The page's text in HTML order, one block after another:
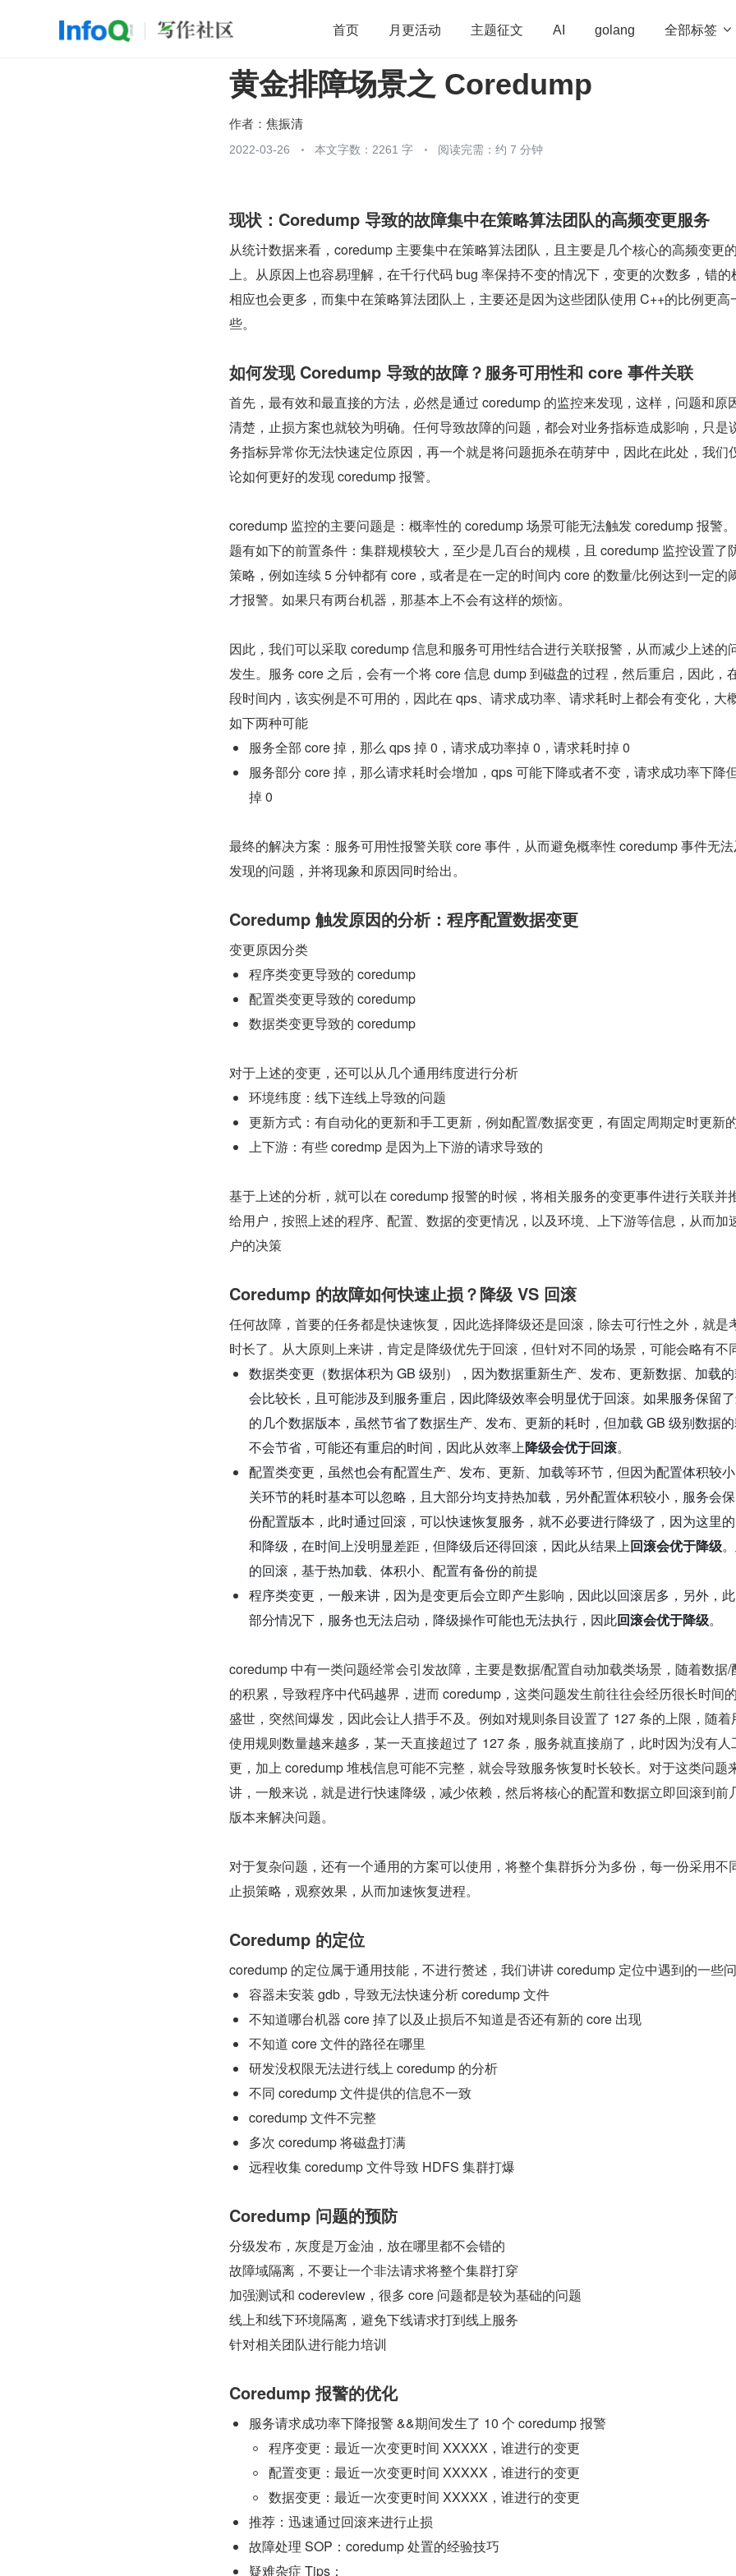
首页 月更活动 主题征文 AI golang 全部标签 
开源 架构 OpenHarmony 算法 学习方法
团队管理
黄金排障场景之 Coredump
作者： 焦振清
2022-03-26 本文字数：2261 字 阅读完需：约 7 分钟
现状：Coredump 导致的故障集中在策略算法团队的高频变更服务
从统计数据来看，coredump 主要集中在策略算法团队，且主要是几个核心的高频变更
上。从原因上也容易理解，在千行代码 bug 率保持不变的情况下，变更的次数多，错的
相应也会更多，而集中在策略算法团队上，主要还是因为这些团队使用 C++的比例更高
些。
如何发现 Coredump 导致的故障？服务可用性和 core 事件关联
首先，最有效和最直接的方法，必然是通过 coredump 的监控来发现，这样，问题和原
清楚，止损方案也就较为明确。任何导致故障的问题，都会对业务指标造成影响，只是
务指标异常你无法快速定位原因，再一个就是将问题扼杀在萌芽中，因此在此处，我们
论如何更好的发现 coredump 报警。
coredump 监控的主要问题是：概率性的 coredump 场景可能无法触发 coredump 报警
题有如下的前置条件：集群规模较大，至少是几百台的规模，且 coredump 监控设置了
策略，例如连续 5 分钟都有 core，或者是在一定的时间内 core 的数量/比例达到一定的
才报警。如果只有两台机器，那基本上不会有这样的烦恼。
因此，我们可以采取 coredump 信息和服务可用性结合进行关联报警，从而减少上述的
发生。服务 core 之后，会有一个将 core 信息 dump 到磁盘的过程，然后重启，因此，
段时间内，该实例是不可用的，因此在 qps、请求成功率、请求耗时上都会有变化，大
如下两种可能
服务全部 core 掉，那么 qps 掉 0，请求成功率掉 0，请求耗时掉 0
服务部分 core 掉，那么请求耗时会增加，qps 可能下降或者不变，请求成功率下降
掉 0
最终的解决方案：服务可用性报警关联 core 事件，从而避免概率性 coredump 事件无
发现的问题，并将现象和原因同时给出。
Coredump 触发原因的分析：程序配置数据变更
变更原因分类
程序类变更导致的 coredump
配置类变更导致的 coredump
数据类变更导致的 coredump
对于上述的变更，还可以从几个通用纬度进行分析
环境纬度：线下连线上导致的问题
更新方式：有自动化的更新和手工更新，例如配置/数据变更，有固定周期定时更新
上下游：有些 coredmp 是因为上下游的请求导致的
基于上述的分析，就可以在 coredump 报警的时候，将相关服务的变更事件进行关联并
给用户，按照上述的程序、配置、数据的变更情况，以及环境、上下游等信息，从而加
户的决策
Coredump 的故障如何快速止损？降级 VS 回滚
任何故障，首要的任务都是快速恢复，因此选择降级还是回滚，除去可行性之外，就是
时长了。从大原则上来讲，肯定是降级优先于回滚，但针对不同的场景，可能会略有不
数据类变更（数据体积为 GB 级别），因为数据重新生产、发布、更新数据、加载
会比较长，且可能涉及到服务重启，因此降级效率会明显优于回滚。如果服务保留
的几个数据版本，虽然节省了数据生产、发布、更新的耗时，但加载 GB 级别数据
不会节省，可能还有重启的时间，因此从效率上降级会优于回滚。
配置类变更，虽然也会有配置生产、发布、更新、加载等环节，但因为配置体积较
关环节的耗时基本可以忽略，且大部分均支持热加载，另外配置体积较小，服务会
份配置版本，此时通过回滚，可以快速恢复服务，就不必要进行降级了，因为这里
和降级，在时间上没明显差距，但降级后还得回滚，因此从结果上回滚会优于降级
的回滚，基于热加载、体积小、配置有备份的前提
程序类变更，一般来讲，因为是变更后会立即产生影响，因此以回滚居多，另外，
部分情况下，服务也无法启动，降级操作可能也无法执行，因此回滚会优于降级。
coredump 中有一类问题经常会引发故障，主要是数据/配置自动加载类场景，随着数据/
的积累，导致程序中代码越界，进而 coredump，这类问题发生前往往会经历很长时间
盛世，突然间爆发，因此会让人措手不及。例如对规则条目设置了 127 条的上限，随着
使用规则数量越来越多，某一天直接超过了 127 条，服务就直接崩了，此时因为没有人
更，加上 coredump 堆栈信息可能不完整，就会导致服务恢复时长较长。对于这类问题
讲，一般来说，就是进行快速降级，减少依赖，然后将核心的配置和数据立即回滚到前
版本来解决问题。
对于复杂问题，还有一个通用的方案可以使用，将整个集群拆分为多份，每一份采用不
止损策略，观察效果，从而加速恢复进程。
Coredump 的定位
coredump 的定位属于通用技能，不进行赘述，我们讲讲 coredump 定位中遇到的一些
容器未安装 gdb，导致无法快速分析 coredump 文件
不知道哪台机器 core 掉了以及止损后不知道是否还有新的 core 出现
不知道 core 文件的路径在哪里
研发没权限无法进行线上 coredump 的分析
不同 coredump 文件提供的信息不一致
coredump 文件不完整
多次 coredump 将磁盘打满
远程收集 coredump 文件导致 HDFS 集群打爆
Coredump 问题的预防
分级发布，灰度是万金油，放在哪里都不会错的
故障域隔离，不要让一个非法请求将整个集群打穿
加强测试和 codereview，很多 core 问题都是较为基础的问题
线上和线下环境隔离，避免下线请求打到线上服务
针对相关团队进行能力培训
Coredump 报警的优化
服务请求成功率下降报警 &&期间发生了 10 个 coredump 报警
程序变更：最近一次变更时间 XXXXX，谁进行的变更
配置变更：最近一次变更时间 XXXXX，谁进行的变更
数据变更：最近一次变更时间 XXXXX，谁进行的变更
推荐：迅速通过回滚来进行止损
故障处理 SOP：coredump 处置的经验技巧
疑难杂症 Tips：